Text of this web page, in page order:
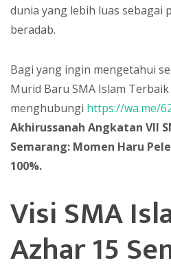
dunia yang lebih luas sebagai
beradab.
Bagi yang ingin mengetahui
Murid Baru SMA Islam
menghubungi https://wa.me/
Akhirussanah Angkatan VII
Semarang: Momen Haru
100%.
Visi SMA
Azhar 15